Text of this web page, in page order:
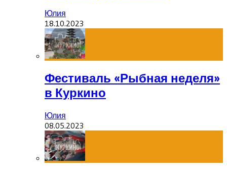
Юлия
18.10.2023
Фестиваль «Рыбная неделя»
в Куркино
Юлия
08.05.2023